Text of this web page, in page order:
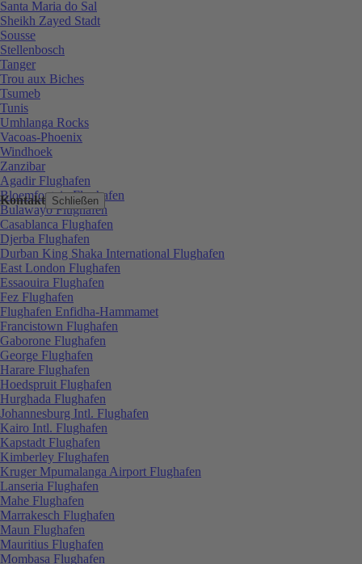
Kontakt Schließen
Santa Maria do Sal
Sheikh Zayed Stadt
Sousse
Stellenbosch
Tanger
Trou aux Biches
Tsumeb
Tunis
Umhlanga Rocks
Vacoas-Phoenix
Windhoek
Zanzibar
Agadir Flughafen
Bloemfontein Flughafen
Bulawayo Flughafen
Casablanca Flughafen
Djerba Flughafen
Durban King Shaka International Flughafen
East London Flughafen
Essaouira Flughafen
Fez Flughafen
Flughafen Enfidha-Hammamet
Francistown Flughafen
Gaborone Flughafen
George Flughafen
Harare Flughafen
Hoedspruit Flughafen
Hurghada Flughafen
Johannesburg Intl. Flughafen
Kairo Intl. Flughafen
Kapstadt Flughafen
Kimberley Flughafen
Kruger Mpumalanga Airport Flughafen
Lanseria Flughafen
Mahe Flughafen
Marrakesch Flughafen
Maun Flughafen
Mauritius Flughafen
Mombasa Flughafen